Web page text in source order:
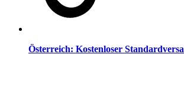
Österreich: Kostenloser